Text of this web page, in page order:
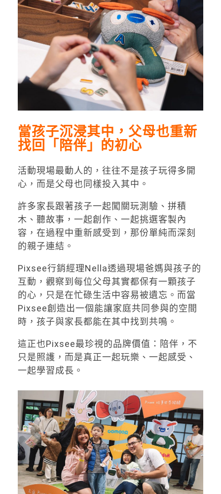
當孩子沉浸其中，父母也重新
找回「陪伴」的初心
活動現場最動人的，往往不是孩子玩得多開
心，而是父母也同樣投入其中。
許多家長跟著孩子一起闖關玩測驗、拼積
木、聽故事，一起創作、一起挑選客製內
容，在過程中重新感受到，那份單純而深刻
的親子連結。
Pixsee行銷經理Nella透過現場爸媽與孩子的
互動，觀察到每位父母其實都保有一顆孩子
的心，只是在忙碌生活中容易被遺忘。而當
Pixsee創造出一個能讓家庭共同參與的空間
時，孩子與家長都能在其中找到共鳴。
這正也Pixsee最珍視的品牌價值：陪伴，不
只是照護，而是真正一起玩樂、一起感受、
一起學習成長。